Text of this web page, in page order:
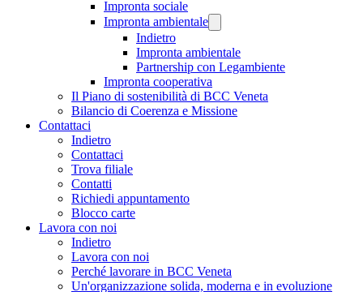
Impronta sociale
Impronta ambientale
Indietro
Impronta ambientale
Partnership con Legambiente
Impronta cooperativa
Il Piano di sostenibilità di BCC Veneta
Bilancio di Coerenza e Missione
Contattaci
Indietro
Contattaci
Trova filiale
Contatti
Richiedi appuntamento
Blocco carte
Lavora con noi
Indietro
Lavora con noi
Perché lavorare in BCC Veneta
Un'organizzazione solida, moderna e in evoluzione